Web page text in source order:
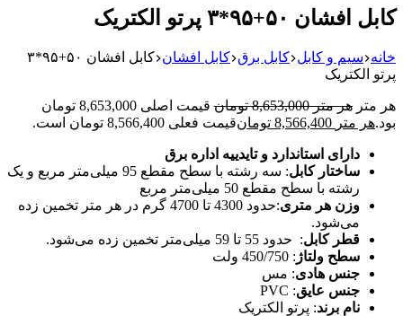
کابل افشان ۵۰+۹۵*۳ پرتو الکتریک
خانه سیم و کابل کابل برق کابل افشان
کابل افشان ۵۰+۹۵*۳
پرتو الکتریک
هر متر هر متر 8,653,000 تومان
قیمت اصلی 8,653,000 تومان
بود.هر متر 8,566,400 تومانقیمت فعلی 8,566,400 تومان است.
دارای استاندارد و تایدییه اداره برق
ساختار کابل
: سه رشته با سطح مقطع 95 میلی‌متر مربع و یک
رشته با سطح مقطع 50 میلی‌متر مربع
وزن هر متری
:حدود 4300 تا 4700 گرم در هر متر تخمین زده
می‌شود.
قطر کابل: حدود 55 تا 59 میلی‌متر تخمین زده می‌شود.
سطح ولتاژ : 450/750 ولت
جنس هادی: مس
جنس عایق: PVC
نام برند: پرتو الکتریک